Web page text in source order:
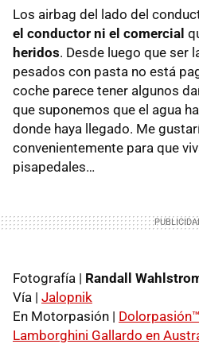
Los airbag del lado del
el conductor ni el comercial
heridos. Desde luego que ser
pesados con pasta no está
coche parece tener algunos
que suponemos que el agua
donde haya llegado. Me
convenientemente para que
pisapedales…
Fotografía | Randall
Vía | Jalopnik
En Motorpasión |
Lamborghini Gallardo en